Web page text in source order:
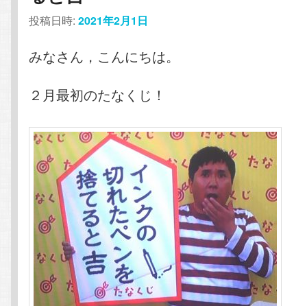
投稿日時:2021年2月1日
みなさん，こんにちは。
２月最初のたなくじ！